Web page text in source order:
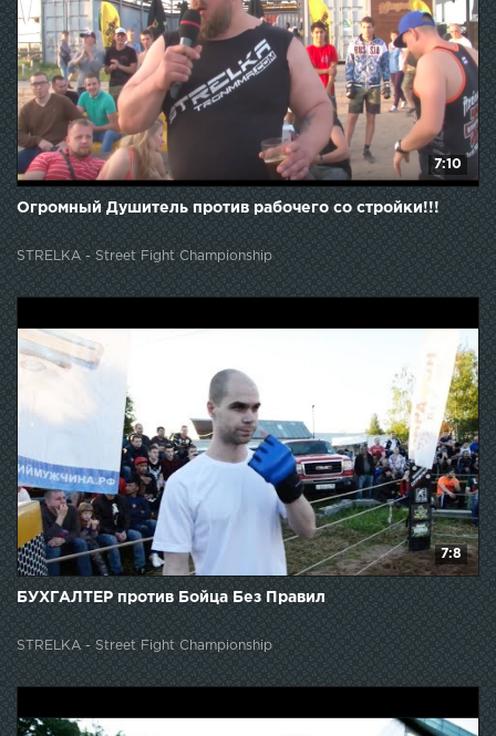
7:10
Огромный Душитель против рабочего со стройки!!!
STRELKA - Street Fight Championship
7:8
БУХГАЛТЕР против Бойца Без Правил
STRELKA - Street Fight Championship